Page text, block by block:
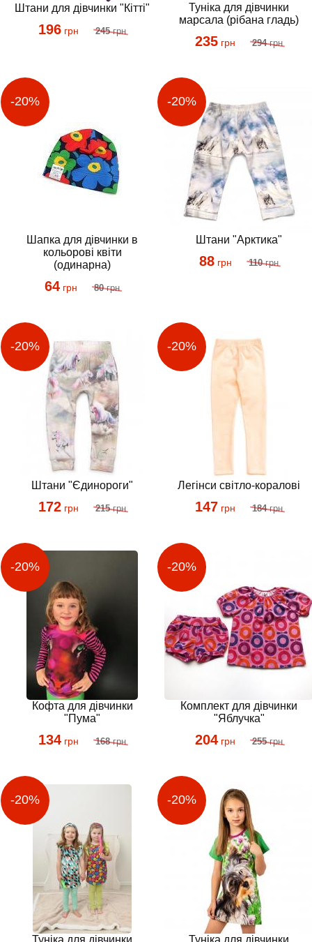
Штани для дівчинки "Кітті"
196 грн 245грн
Туніка для дівчинки
марсала (рібана гладь)
235 грн 294грн
Шапка для дівчинки в
кольорові квіти
(одинарна)
64 грн 80грн
Штани "Арктика"
88 грн 110грн
Штани "Єдинороги"
172 грн 215грн
Легінси світло-коралові
147 грн 184грн
Кофта для дівчинки
"Пума"
134 грн 168грн
Комплект для дівчинки
"Яблучка"
204 грн 255грн
Туніка для дівчинки
Туніка для дівчинки